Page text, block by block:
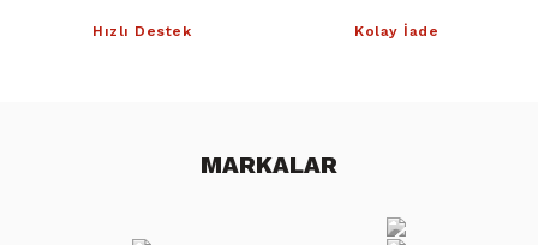
Hızlı Destek Kolay İade
MARKALAR